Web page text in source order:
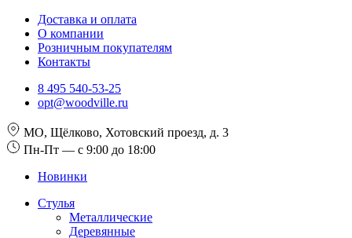
Доставка и оплата
О компании
Розничным покупателям
Контакты
8 495 540-53-25
opt@woodville.ru
МО, Щёлково, Хотовский проезд, д. 3
Пн-Пт — с 9:00 до 18:00
Новинки
Стулья
Металлические
Деревянные